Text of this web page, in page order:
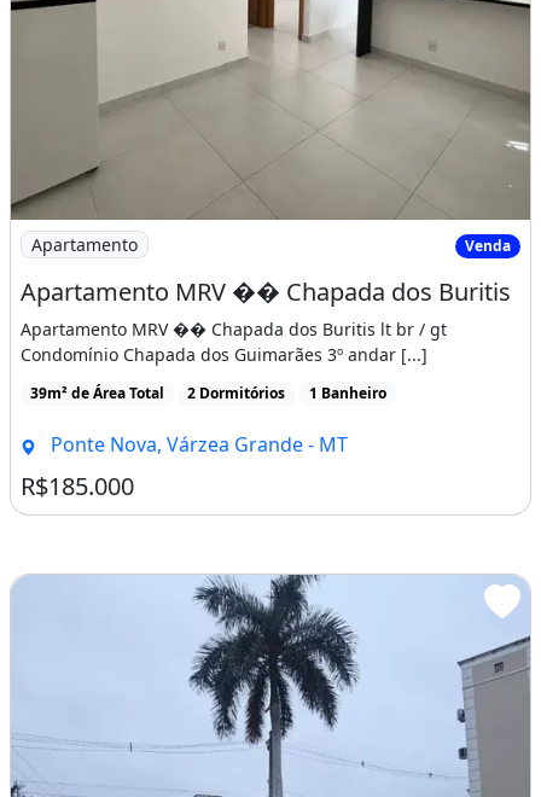
Apartamento Venda
Apartamento MRV �� Chapada dos Buritis
Apartamento MRV �� Chapada dos Buritis lt br / gt
Condomínio Chapada dos Guimarães 3º andar [...]
39m² de Área Total 2 Dormitórios 1 Banheiro
Ponte Nova, Várzea Grande - MT
R$185.000